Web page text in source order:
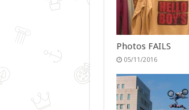
Photos FAILS
05/11/2016